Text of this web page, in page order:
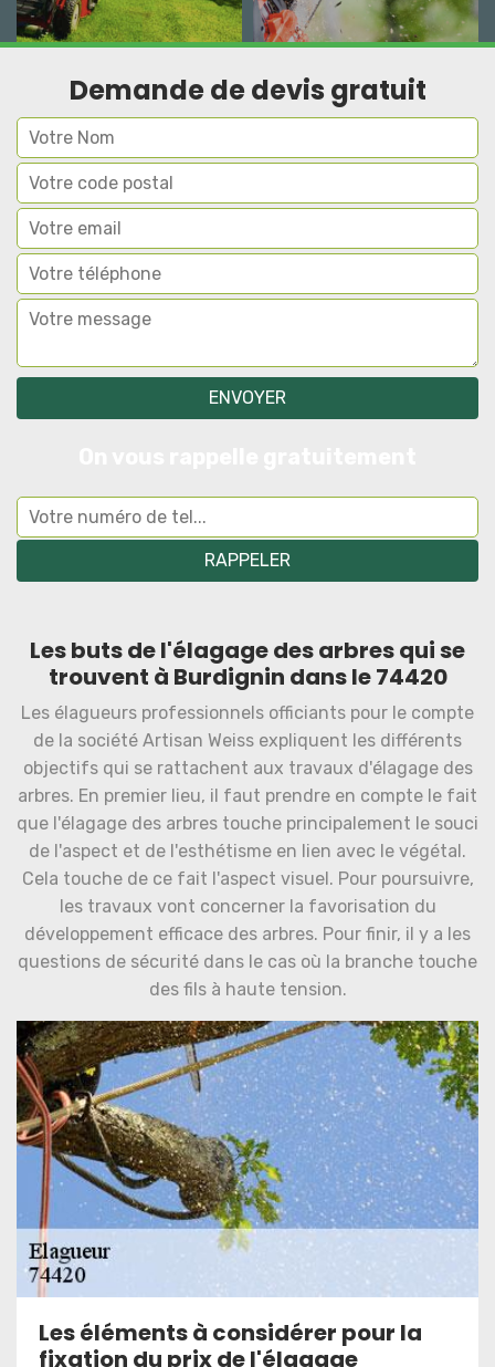
Demande de devis gratuit
Les buts de l'élagage des arbres qui se
trouvent à Burdignin dans le 74420
Les élagueurs professionnels officiants pour le compte
de la société Artisan Weiss expliquent les différents
objectifs qui se rattachent aux travaux d'élagage des
arbres. En premier lieu, il faut prendre en compte le fait
que l'élagage des arbres touche principalement le souci
de l'aspect et de l'esthétisme en lien avec le végétal.
Cela touche de ce fait l'aspect visuel. Pour poursuivre,
les travaux vont concerner la favorisation du
développement efficace des arbres. Pour finir, il y a les
questions de sécurité dans le cas où la branche touche
des fils à haute tension.
Les éléments à considérer pour la
fixation du prix de l'élagage